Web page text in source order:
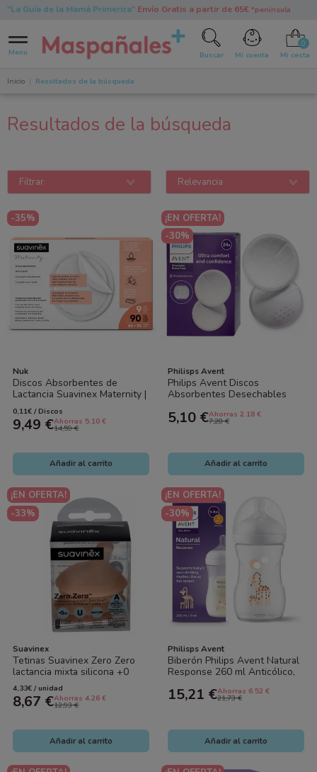
"La Guía de la Mamá Primeriza"Envío Gratis a partir de 65€ *península
Menu Buscar Mi cuenta Mi cesta
Inicio Resultados de la búsqueda
Resultados de la búsqueda
Filtrar Relevancia
-35%
Nuk
Discos Absorbentes de
Lactancia Suavinex Maternity |
90 Unidades (60 + 30 Gratis)
0,11€ / Discos
9,49 €Ahorras 5.10 €
14,59 €
Añadir al carrito
¡EN OFERTA!
-30%
Philisps Avent
Philips Avent Discos
Absorbentes Desechables
5,10 €Ahorras 2.18 €
7,28 €
Añadir al carrito
¡EN OFERTA!
-33%
Suavinex
Tetinas Suavinex Zero Zero
lactancia mixta silicona +0
pack 2 | Tetina anticólico bebé
4,33€ / unidad
8,67 €Ahorras 4.26 €
12,93 €
Añadir al carrito
¡EN OFERTA!
-30%
Philisps Avent
Biberón Philips Avent Natural
Response 260 ml Anticólico,
15,21 €Ahorras 6.52 €
21,73 €
Añadir al carrito